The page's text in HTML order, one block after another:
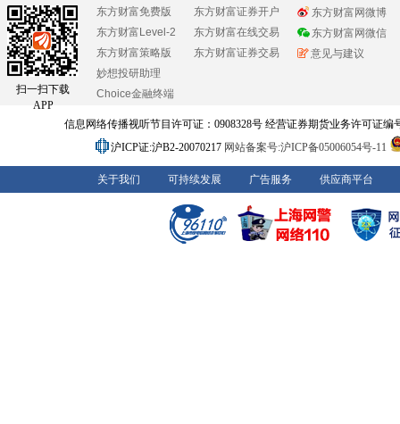
扫一扫下载
APP
东方财富免费版
东方财富Level-2
东方财富策略版
妙想投研助理
Choice金融终端
东方财富证券开户
东方财富在线交易
东方财富证券交易
东方财富网微博
东方财富网微信
意见与建议
信息网络传播视听节目许可证：0908328号 经营证券期货业务许可证编
沪ICP证:沪B2-20070217 网站备案号:沪ICP备05006054号-11
关于我们 可持续发展 广告服务 供应商平台